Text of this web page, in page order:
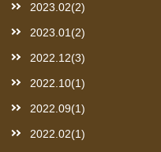
2023.02(2)
2023.01(2)
2022.12(3)
2022.10(1)
2022.09(1)
2022.02(1)